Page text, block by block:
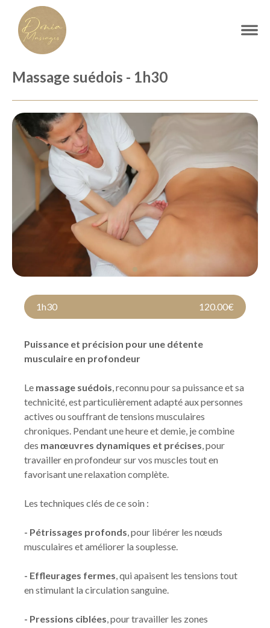
Massage suédois - 1h30
1h30 120.00€
Puissance et précision pour une détente
musculaire en profondeur
Le massage suédois, reconnu pour sa puissance et sa
technicité, est particulièrement adapté aux personnes
actives ou souffrant de tensions musculaires
chroniques. Pendant une heure et demie, je combine
des manœuvres dynamiques et précises, pour
travailler en profondeur sur vos muscles tout en
favorisant une relaxation complète.
Les techniques clés de ce soin :
- Pétrissages profonds, pour libérer les nœuds
musculaires et améliorer la souplesse.
- Effleurages fermes, qui apaisent les tensions tout
en stimulant la circulation sanguine.
- Pressions ciblées, pour travailler les zones